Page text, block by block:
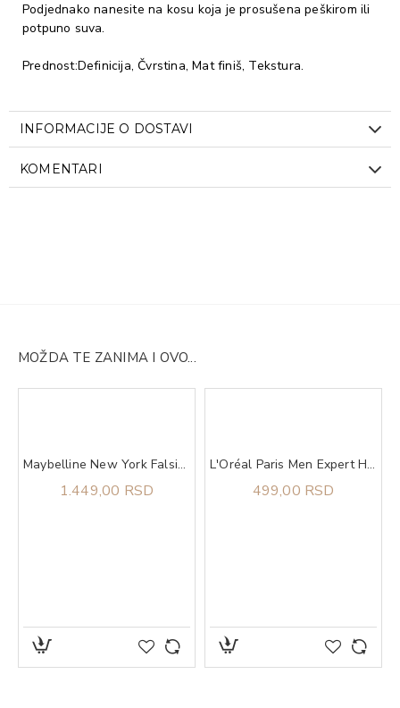
Podjednako nanesite na kosu koja je prosušena peškirom ili
potpuno suva.
Prednost:Definicija, Čvrstina, Mat finiš, Tekstura.
INFORMACIJE O DOSTAVI
KOMENTARI
MOŽDA TE ZANIMA I OVO...
Maybelline New York Falsies Surreal Meta Black maskara
1.449,00 RSD
L'Oréal Paris Men Expert Hydra Hyaluronic gel za tuširanje 300 ml
499,00 RSD